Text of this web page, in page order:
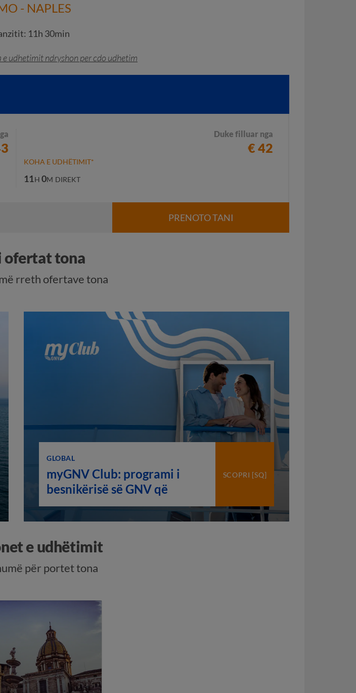
- NAPLES
11h 30min
udhetimit ndryshon per cdo udhetim
Duke filluar nga
€ 42
KOHA E UDHËTIMIT*
11H 0M DIREKT
PRENOTO TANI
ofertat tona
rreth ofertave tona
GLOBAL
myGNV Club: programi i
besnikërisë së GNV që
shpërblen udhëtimet tuaja
SCOPRI [SQ]
e udhëtimit
për portet tona